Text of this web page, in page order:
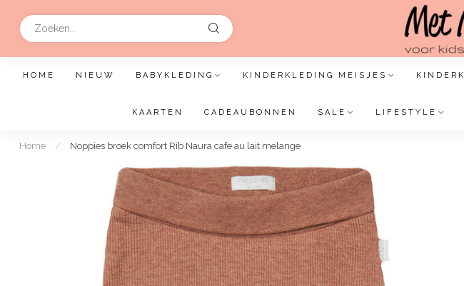
HOME NIEUW BABYKLEDING KINDERKLEDING MEISJES
KAARTEN CADEAUBONNEN SALE LIFESTYLE
Home / Noppies broek comfort Rib Naura cafe au lait melange